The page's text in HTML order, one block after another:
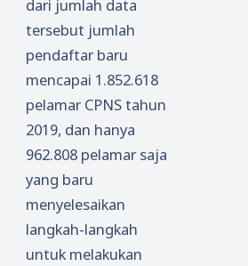
dari jumlah data
tersebut jumlah
pendaftar baru
mencapai 1.852.618
pelamar CPNS tahun
2019, dan hanya
962.808 pelamar saja
yang baru
menyelesaikan
langkah-langkah
untuk melakukan